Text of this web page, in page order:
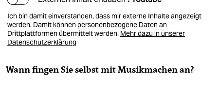
Ich bin damit einverstanden, dass mir externe Inhalte angezeigt
werden. Damit können personenbezogene Daten an
Drittplattformen übermittelt werden. Mehr dazu in unserer
Datenschutzerklärung
Wann fingen Sie selbst mit Musikmachen an?